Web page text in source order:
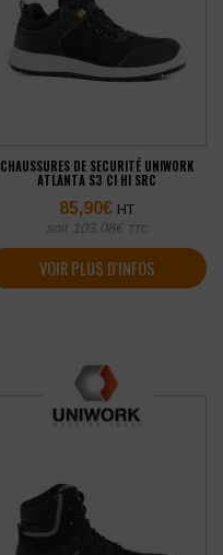
CHAUSSURES DE SECURITÉ UNIWORK
ATLANTA S3 CI HI SRC
85,90€ HT
soit 103,08€ TTC
VOIR PLUS D'INFOS